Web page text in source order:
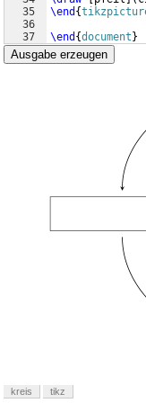
35
36
37
\end {
\end {document }
Ausgabe erzeugen
kreis tikz